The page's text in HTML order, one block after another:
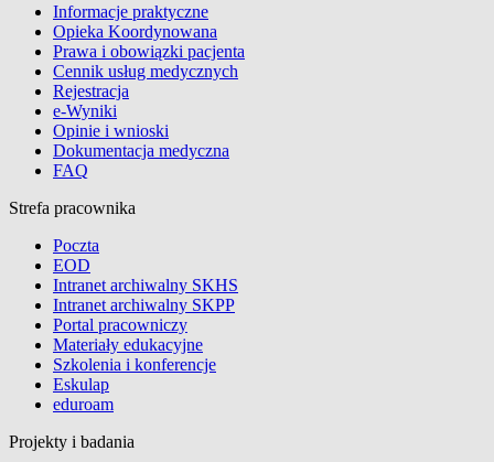
Informacje praktyczne
Opieka Koordynowana
Prawa i obowiązki pacjenta
Cennik usług medycznych
Rejestracja
e-Wyniki
Opinie i wnioski
Dokumentacja medyczna
FAQ
Strefa pracownika
Poczta
EOD
Intranet archiwalny SKHS
Intranet archiwalny SKPP
Portal pracowniczy
Materiały edukacyjne
Szkolenia i konferencje
Eskulap
eduroam
Projekty i badania